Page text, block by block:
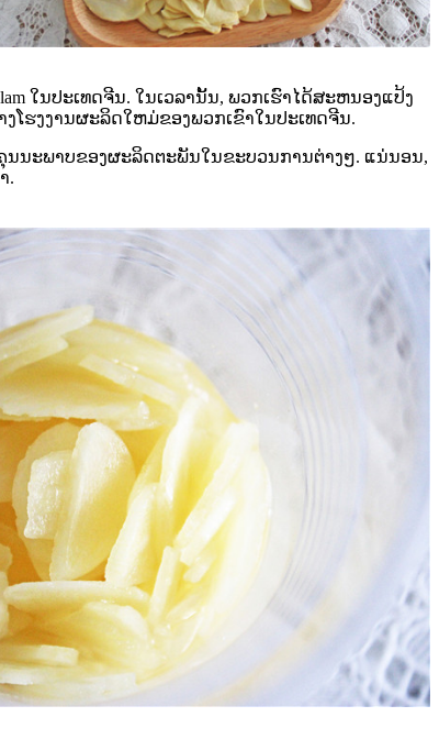
ໃນປະເທດຈີນ. ໃນເວລານັ້ນ, ພວກເຮົາໄດ້ສະຫນອງແປ້ງ
ຮງງານຜະລິດໃຫມ່ຂອງພວກເຂົາໃນປະເທດຈີນ.
ນະພາບຂອງຜະລິດຕະພັນໃນຂະບວນການຕ່າງໆ. ແນ່ນອນ,
.